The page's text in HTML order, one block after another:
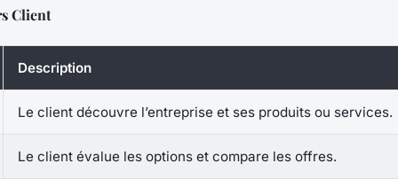
Client
Description
Le client découvre l’entreprise et ses produits ou services.
Le client évalue les options et compare les offres.